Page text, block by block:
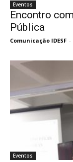
Eventos
Encontro
Pública
Comunicação IDESF -
Eventos